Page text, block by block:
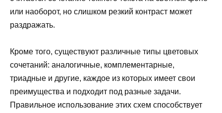
или наоборот, но слишком резкий контраст может
раздражать.
Кроме того, существуют различные типы цветовых
сочетаний: аналогичные, комплементарные,
триадные и другие, каждое из которых имеет свои
преимущества и подходит под разные задачи.
Правильное использование этих схем способствует